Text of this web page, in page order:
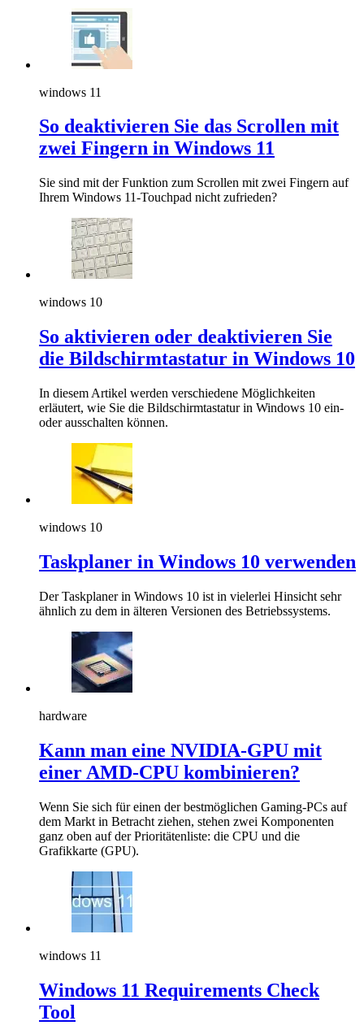
windows 11
So deaktivieren Sie das Scrollen mit
zwei Fingern in Windows 11
Sie sind mit der Funktion zum Scrollen mit zwei Fingern auf
Ihrem Windows 11-Touchpad nicht zufrieden?
windows 10
So aktivieren oder deaktivieren Sie
die Bildschirmtastatur in Windows 10
In diesem Artikel werden verschiedene Möglichkeiten
erläutert, wie Sie die Bildschirmtastatur in Windows 10 ein-
oder ausschalten können.
windows 10
Taskplaner in Windows 10 verwenden
Der Taskplaner in Windows 10 ist in vielerlei Hinsicht sehr
ähnlich zu dem in älteren Versionen des Betriebssystems.
hardware
Kann man eine NVIDIA-GPU mit
einer AMD-CPU kombinieren?
Wenn Sie sich für einen der bestmöglichen Gaming-PCs auf
dem Markt in Betracht ziehen, stehen zwei Komponenten
ganz oben auf der Prioritätenliste: die CPU und die
Grafikkarte (GPU).
windows 11
Windows 11 Requirements Check
Tool